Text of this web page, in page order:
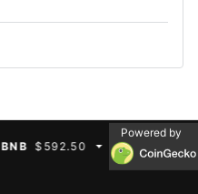
$592.50 -0.60% SOL
Powered by